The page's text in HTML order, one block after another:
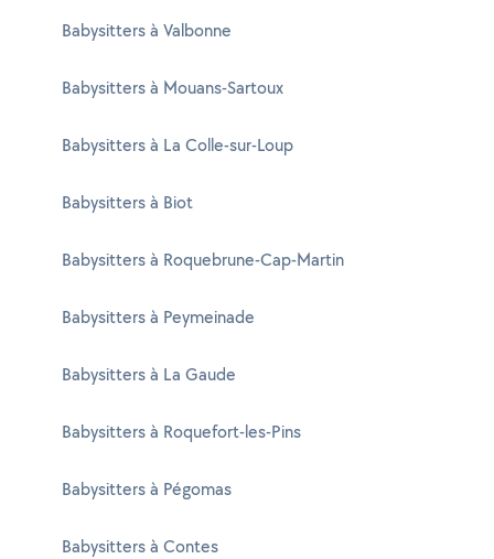
Babysitters à Valbonne
Babysitters à Mouans-Sartoux
Babysitters à La Colle-sur-Loup
Babysitters à Biot
Babysitters à Roquebrune-Cap-Martin
Babysitters à Peymeinade
Babysitters à La Gaude
Babysitters à Roquefort-les-Pins
Babysitters à Pégomas
Babysitters à Contes